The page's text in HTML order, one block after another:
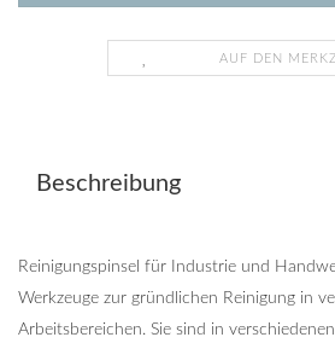
AUF DEN
Beschreibung
Reinigungspinsel für Industrie und
Werkzeuge zur gründlichen Reinigung in
Arbeitsbereichen. Sie sind in